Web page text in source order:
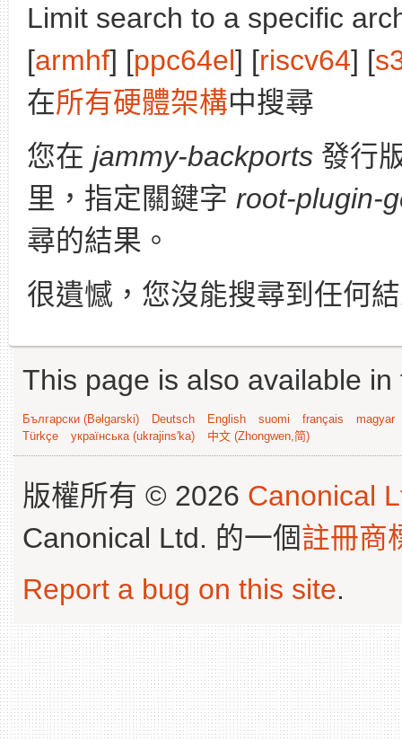
Limit search to a specific
[armhf] [ppc64el] [riscv64] [
在所有硬體架構中搜尋
您在 jammy-backports 發行
里，指定關鍵字 root-plugin-
尋的結果。
很遺憾，您沒能搜尋到任何
This page is also available
Български (Bəlgarski) Deutsch English suomi français
magyar
Türkçe
українська (ukrajins'ka) 中文 (Zhongwen,简)
版權所有 © 2026 Canonical
Canonical Ltd. 的一個註冊商
Report a bug on this site.